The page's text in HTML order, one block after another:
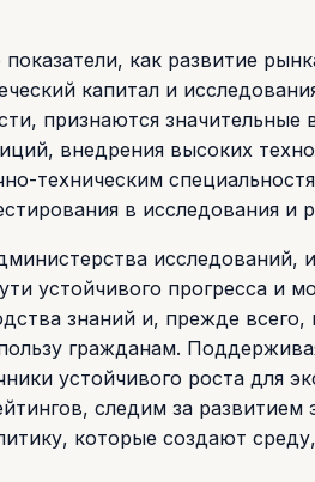
как развитие
капитал и
признаются
внедрения высоких
техническим
в исследования и
устойчивого прогресса и
знаний и, прежде
гражданам.
устойчивого роста для
следим за
которые создают